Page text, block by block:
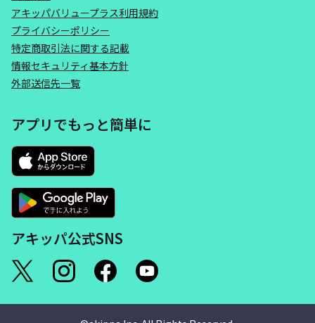
アキッパバリュープラス利用規約
プライバシーポリシー
特定商取引法に関する記載
情報セキュリティ基本方針
外部送信先一覧
アプリでもっと簡単に
アキッパ公式SNS